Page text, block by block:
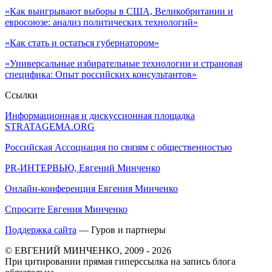
«Как выигрывают выборы в США, Великобритании и
евросоюзе: анализ политических технологий»
«Как стать и остаться губернатором»
«Универсальные избирательные технологии и страновая
специфика: Опыт российских консультантов»
Ссылки
Информационная и дискуссионная площадка
STRATAGEMA.ORG
Российская Ассоциация по связям с общественностью
PR-ИНТЕРВЬЮ, Евгений Минченко
Онлайн-конференция Евгения Минченко
Спросите Евгения Минченко
Поддержка сайта — Гуров и партнеры
© ЕВГЕНИЙ МИНЧЕНКО, 2009 - 2026
При цитировании прямая гиперссылка на запись блога